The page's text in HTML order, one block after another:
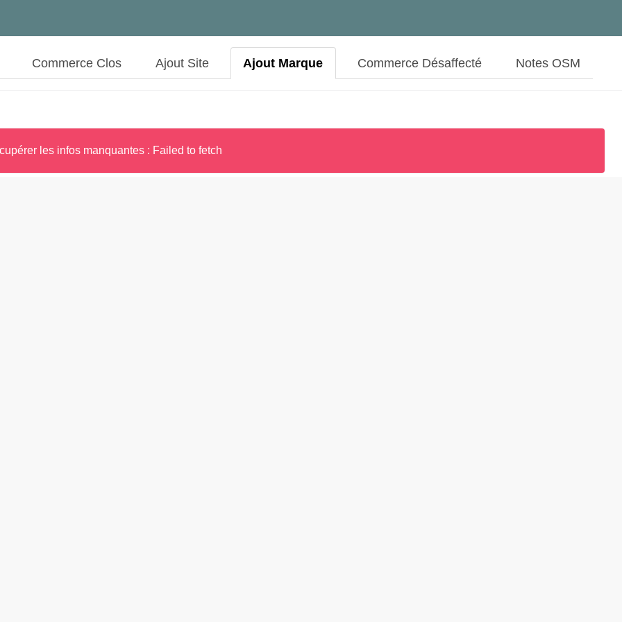
Commerce Clos Ajout Site Ajout Marque Commerce Désaffecté Notes OSM
les infos manquantes : Failed to fetch